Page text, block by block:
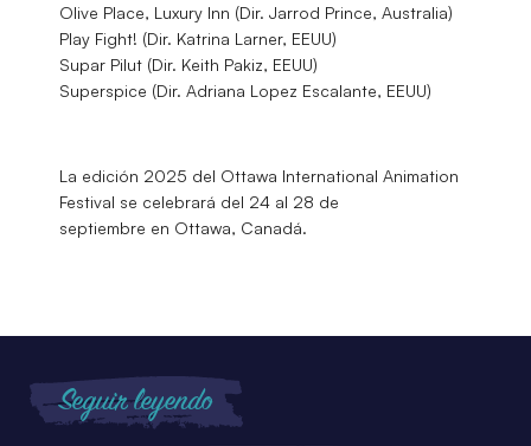
Olive Place, Luxury Inn (Dir. Jarrod Prince, Australia)
Play Fight! (Dir. Katrina Larner, EEUU)
Supar Pilut (Dir. Keith Pakiz, EEUU)
Superspice (Dir. Adriana Lopez Escalante, EEUU)
La edición 2025 del Ottawa International Animation
Festival se celebrará del 24 al 28 de
septiembre en Ottawa, Canadá.
Seguir leyendo